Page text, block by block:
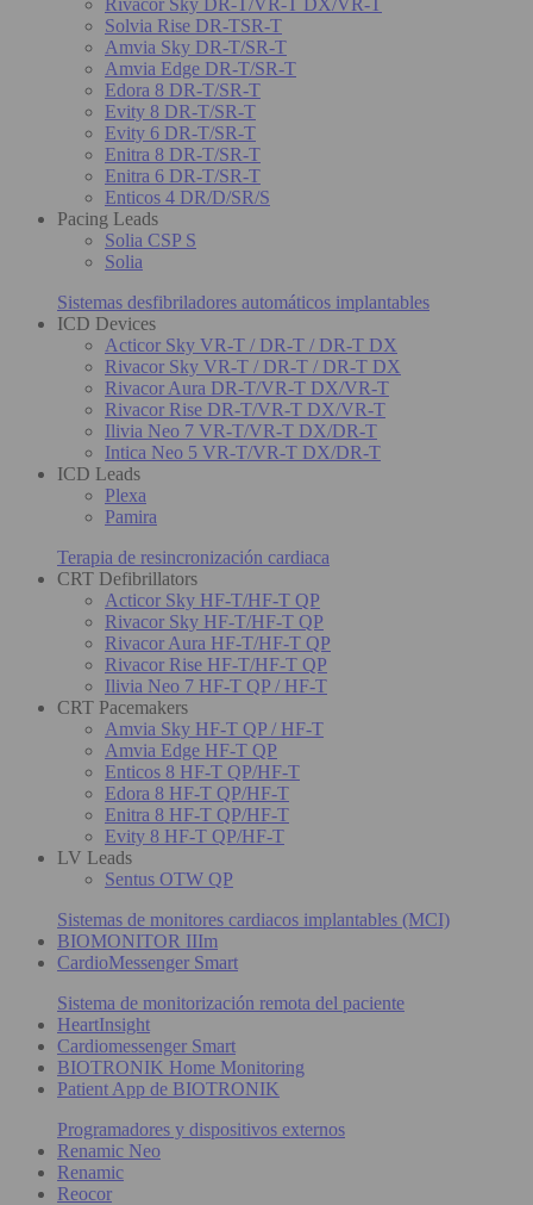
Solvia Rise DR-TSR-T
Amvia Sky DR-T/SR-T
Amvia Edge DR-T/SR-T
Edora 8 DR-T/SR-T
Evity 8 DR-T/SR-T
Evity 6 DR-T/SR-T
Enitra 8 DR-T/SR-T
Enitra 6 DR-T/SR-T
Enticos 4 DR/D/SR/S
Pacing Leads
Solia CSP S
Solia
Sistemas desfibriladores automáticos implantables
ICD Devices
Acticor Sky VR-T / DR-T / DR-T DX
Rivacor Sky VR-T / DR-T / DR-T DX
Rivacor Aura DR-T/VR-T DX/VR-T
Rivacor Rise DR-T/VR-T DX/VR-T
Ilivia Neo 7 VR-T/VR-T DX/DR-T
Intica Neo 5 VR-T/VR-T DX/DR-T
ICD Leads
Plexa
Pamira
Terapia de resincronización cardiaca
CRT Defibrillators
Acticor Sky HF-T/HF-T QP
Rivacor Sky HF-T/HF-T QP
Rivacor Aura HF-T/HF-T QP
Rivacor Rise HF-T/HF-T QP
Ilivia Neo 7 HF-T QP / HF-T
CRT Pacemakers
Amvia Sky HF-T QP / HF-T
Amvia Edge HF-T QP
Enticos 8 HF-T QP/HF-T
Edora 8 HF-T QP/HF-T
Enitra 8 HF-T QP/HF-T
Evity 8 HF-T QP/HF-T
LV Leads
Sentus OTW QP
Sistemas de monitores cardiacos implantables (MCI)
BIOMONITOR IIIm
CardioMessenger Smart
Sistema de monitorización remota del paciente
HeartInsight
Cardiomessenger Smart
BIOTRONIK Home Monitoring
Patient App de BIOTRONIK
Programadores y dispositivos externos
Renamic Neo
Renamic
Reocor